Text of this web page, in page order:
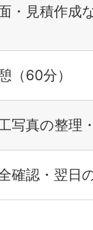
・見積作成
（60分）
写真の整理
確認・翌日